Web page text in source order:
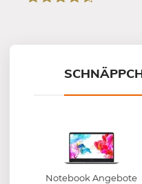
Notebook Angebote